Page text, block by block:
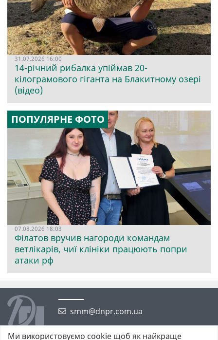
31.07.2026 16:00
14-річний рибалка упіймав 20-
кілограмового гіганта на Блакитному озері
(відео)
ПОПУЛЯРНЕ ФОТО
07.08.2026 18:03
Філатов вручив нагороди командам
ветлікарів, чиї клініки працюють попри
атаки рф
smm@dnpr.com.ua
Ми використовуємо cookie щоб як найкраще